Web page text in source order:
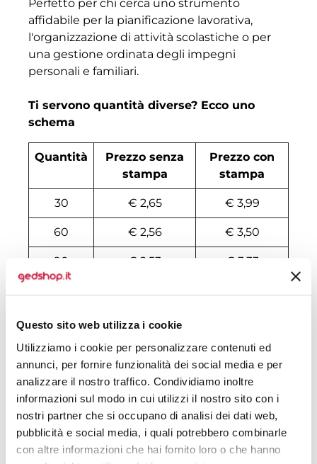
Questo sito web utilizza i cookie
Utilizziamo i cookie per personalizzare contenuti ed
annunci, per fornire funzionalità dei social media e per
analizzare il nostro traffico. Condividiamo inoltre
informazioni sul modo in cui utilizzi il nostro sito con i
nostri partner che si occupano di analisi dei dati web,
pubblicità e social media, i quali potrebbero combinarle
con altre informazioni che hai fornito loro o che hanno
Perfetto per chi cerca uno strumento
affidabile per la pianificazione lavorativa,
l'organizzazione di attività scolastiche o per
una gestione ordinata degli impegni
personali e familiari.
Ti servono quantità diverse? Ecco uno
schema
Quantità
Prezzo senza
stampa
Prezzo con
stampa
30 € 2,65 € 3,99
60 € 2,56 € 3,50
90 € 2,53 € 3,33
240 € 2,20
500 € 1,93 € 2,66
1000 € 1,88 € 2,52
1500 € 1,85 € 2,47
3000 € 1,81 € 2,35